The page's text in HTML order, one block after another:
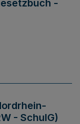
-
- SchulG)